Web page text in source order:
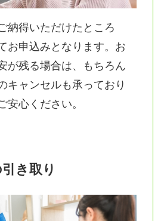
納得いただけたところ
お申込みとなります。お
が残る場合は、もちろん
キャンセルも承っており
安心ください。
き取り